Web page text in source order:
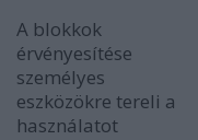
A blokkok
érvényesítése
személyes
eszközökre tereli a
használatot